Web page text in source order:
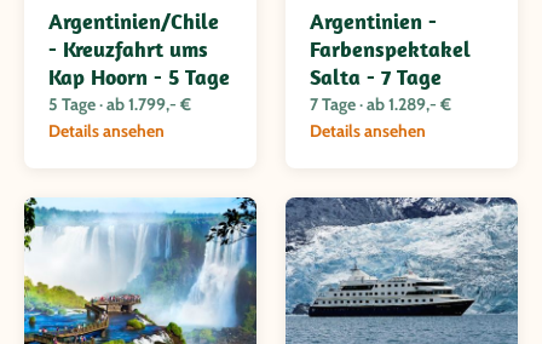
Patagonien.
Argentinien/Chile
- Kreuzfahrt ums
Kap Hoorn - 5 Tage
5 Tage · ab 1.799,- €
Details ansehen
Argentinien -
Farbenspektakel
Salta - 7 Tage
7 Tage · ab 1.289,- €
Details ansehen